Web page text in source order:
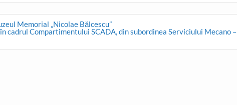
Memorial „Nicolae Bălcescu”
cadrul Compartimentului SCADA, din subordinea Serviciului Mecano –